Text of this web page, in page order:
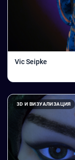
Vic Seipke
3D И ВИЗУАЛИЗАЦИЯ